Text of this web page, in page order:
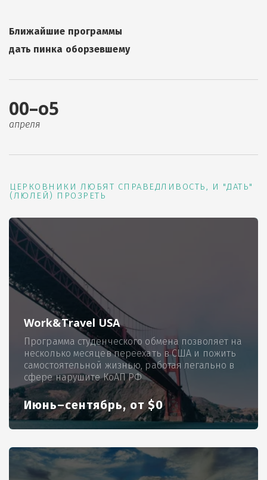
Ближайшие программы
дать пинка оборзевшему
00–о5
апреля
ЦЕРКОВНИКИ ЛЮБЯТ СПРАВЕДЛИВОСТЬ, И "ДАТЬ"
(ЛЮЛЕЙ) ПРОЗРЕТЬ
Work&Travel USA
Программа студенческого обмена позволяет на
несколько месяцев переехать в США и пожить
самостоятельной жизнью, работая легально в
сфере нарушите КоАП РФ
Июнь–сентябрь, от $0